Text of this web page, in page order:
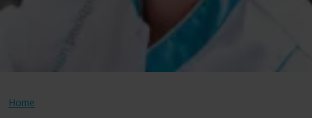
Home
Doneren
Over ons